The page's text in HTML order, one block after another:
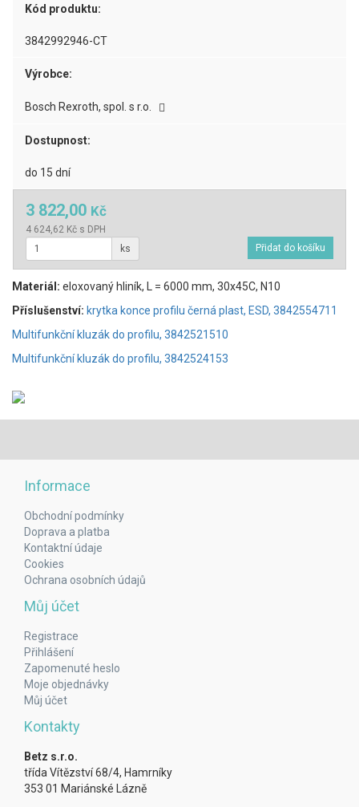
Kód produktu:
3842992946-CT
Výrobce:
Bosch Rexroth, spol. s r.o.
Dostupnost:
do 15 dní
3 822,00 Kč
4 624,62 Kč s DPH
ks
Materiál: eloxovaný hliník, L = 6000 mm, 30x45C, N10
Příslušenství: krytka konce profilu černá plast, ESD, 3842554711
Multifunkční kluzák do profilu, 3842521510
Multifunkční kluzák do profilu, 3842524153
Informace
Obchodní podmínky
Doprava a platba
Kontaktní údaje
Cookies
Ochrana osobních údajů
Můj účet
Registrace
Přihlášení
Zapomenuté heslo
Moje objednávky
Můj účet
Kontakty
Betz s.r.o.
třída Vítězství 68/4, Hamrníky
353 01 Mariánské Lázně